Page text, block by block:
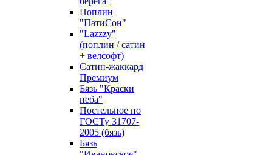
Поплин
"ПатиСон"
"Lazzzy"
(поплин / сатин
+ велсофт)
Сатин-жаккард
Премиум
Бязь "Краски
неба"
Постельное по
ГОСТу 31707-
2005 (бязь)
Бязь